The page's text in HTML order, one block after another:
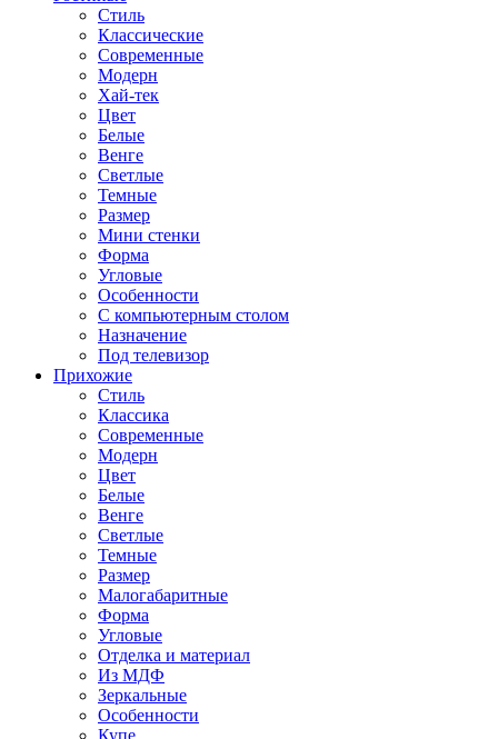
Стиль
Классические
Современные
Модерн
Хай-тек
Цвет
Белые
Венге
Светлые
Темные
Размер
Мини стенки
Форма
Угловые
Особенности
С компьютерным столом
Назначение
Под телевизор
Прихожие
Стиль
Классика
Современные
Модерн
Цвет
Белые
Венге
Светлые
Темные
Размер
Малогабаритные
Форма
Угловые
Отделка и материал
Из МДФ
Зеркальные
Особенности
Купе